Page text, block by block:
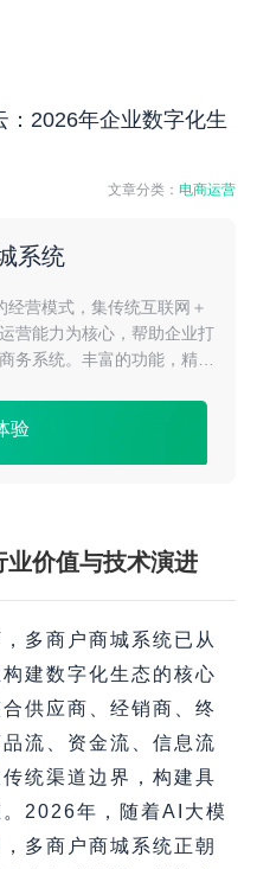
2026年企业数字化生
文章分类：电商运营
系统
营模式，集传统互联网＋
营能力为核心，帮助企业打
务系统。丰富的功能，精细
验
价值与技术演进
多商户商城系统已从
建数字化生态的核心
供应商、经销商、终
流、资金流、信息流
统渠道边界，构建具
2026年，随着AI大模
多商户商城系统正朝